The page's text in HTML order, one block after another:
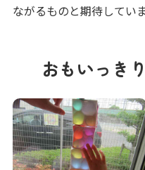
ながるものと期待していま
おもいっき